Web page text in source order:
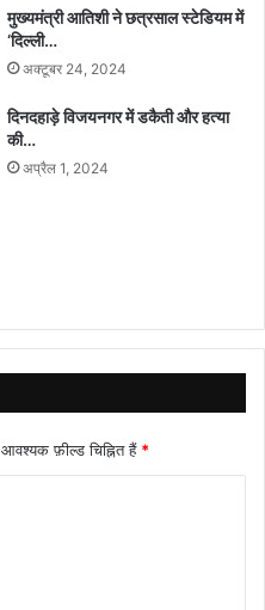
मुख्यमंत्री आतिशी ने छत्रसाल स्टेडियम में
‘दिल्ली…
अक्टूबर 24, 2024
दिनदहाड़े विजयनगर में डकैती और हत्या
की…
अप्रैल 1, 2024
आवश्यक फ़ील्ड चिह्नित हैं *